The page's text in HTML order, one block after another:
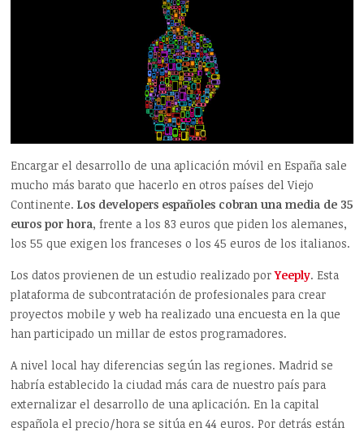
Encargar el desarrollo de una aplicación móvil en España sale
mucho más barato que hacerlo en otros países del Viejo
Continente.Los developers españoles cobran una media de 35
euros por hora, frente a los 83 euros que piden los alemanes,
los 55 que exigen los franceses o los 45 euros de los italianos.
Los datos provienen de un estudio realizado porYeeply. Esta
plataforma de subcontratación de profesionales para crear
proyectos mobile y web ha realizado una encuesta en la que
han participado un millar de estos programadores.
A nivel local hay diferencias según las regiones. Madrid se
habría establecido la ciudad más cara de nuestro país para
externalizar el desarrollo de una aplicación. En la capital
española el precio/hora se sitúa en 44 euros. Por detrás están